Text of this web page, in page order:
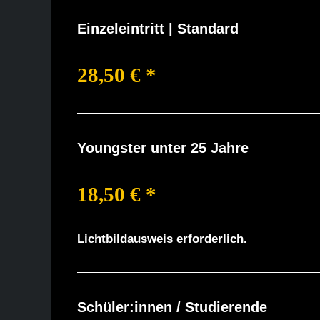
Einzeleintritt | Standard
28,50 € *
Youngster unter 25 Jahre
18,50 € *
Lichtbildausweis erforderlich.
Schüler:innen / Studierende